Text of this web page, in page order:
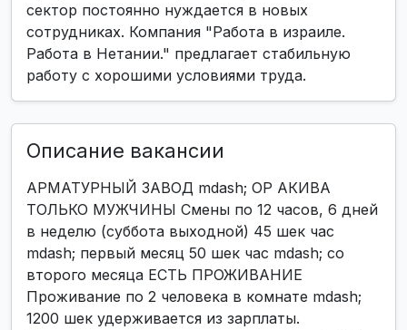
сектор постоянно нуждается в новых
сотрудниках. Компания "Работа в израиле.
Работа в Нетании." предлагает стабильную
работу с хорошими условиями труда.
Описание вакансии
АРМАТУРНЫЙ ЗАВОД mdash; ОР АКИВА
ТОЛЬКО МУЖЧИНЫ Смены по 12 часов, 6 дней
в неделю (суббота выходной) 45 шек час
mdash; первый месяц 50 шек час mdash; со
второго месяца ЕСТЬ ПРОЖИВАНИЕ
Проживание по 2 человека в комнате mdash;
1200 шек удерживается из зарплаты.